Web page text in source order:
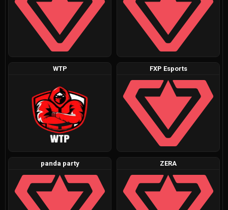
WTP FXP Esports
panda party ZERA